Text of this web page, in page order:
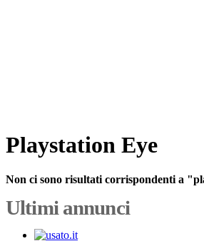
Playstation Eye
Non ci sono risultati corrispondenti a
Ultimi annunci